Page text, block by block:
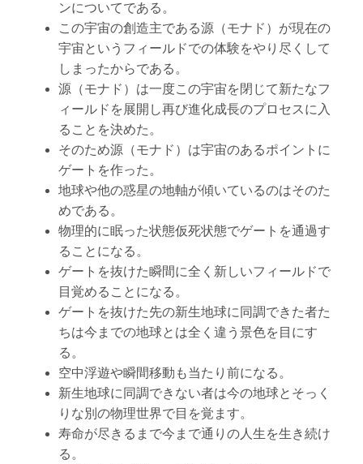
ンについてである。
この宇宙の創造主である源（モナド）が現在の
宇宙というフィールドでの体験をやり尽くして
しまったからである。
源（モナド）は一度この宇宙を閉じて新たなフ
ィールドを展開し再び進化成長のプロセスに入
ることを決めた。
そのため源（モナド）は宇宙のあるポイントに
ゲートを作った。
地球や他の惑星の地軸が傾いているのはそのた
めである。
物理的に眠った状態仮死状態でゲートを通過す
ることになる。
ゲートを抜けた瞬間に全く新しいフィールドで
目覚めることになる。
ゲートを抜けた先の新生地球に同調できた者た
ちは今までの地球とは全く違う景色を目にす
る。
空中浮遊や瞬間移動も当たり前になる。
新生地球に同調できない者は今の地球とそっく
りな別の物理世界で目を覚ます。
寿命が尽きるまで今まで通りの人生を生き続け
る。